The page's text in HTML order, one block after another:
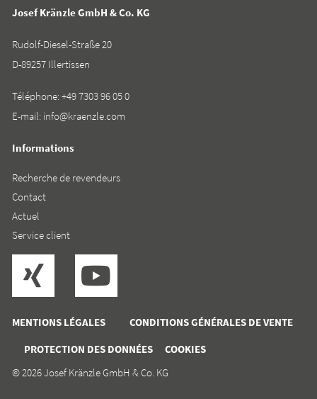
MENTIONS LÉGALES
CONDITIONS GÉNÉRALES DE VENTE
PROTECTION DES DONNÉES
COOKIES
Josef Kränzle GmbH & Co. KG
Rudolf-Diesel-Straße 20
D-89257 Illertissen
Téléphone:+49 7303 96 05 0
E-mail: info@kraenzle.com
Informations
Recherche de revendeurs
Contact
Actuel
Service client
© 2026 Josef Kränzle GmbH & Co. KG